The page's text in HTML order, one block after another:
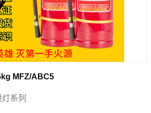
MFZ/ABC5
系列